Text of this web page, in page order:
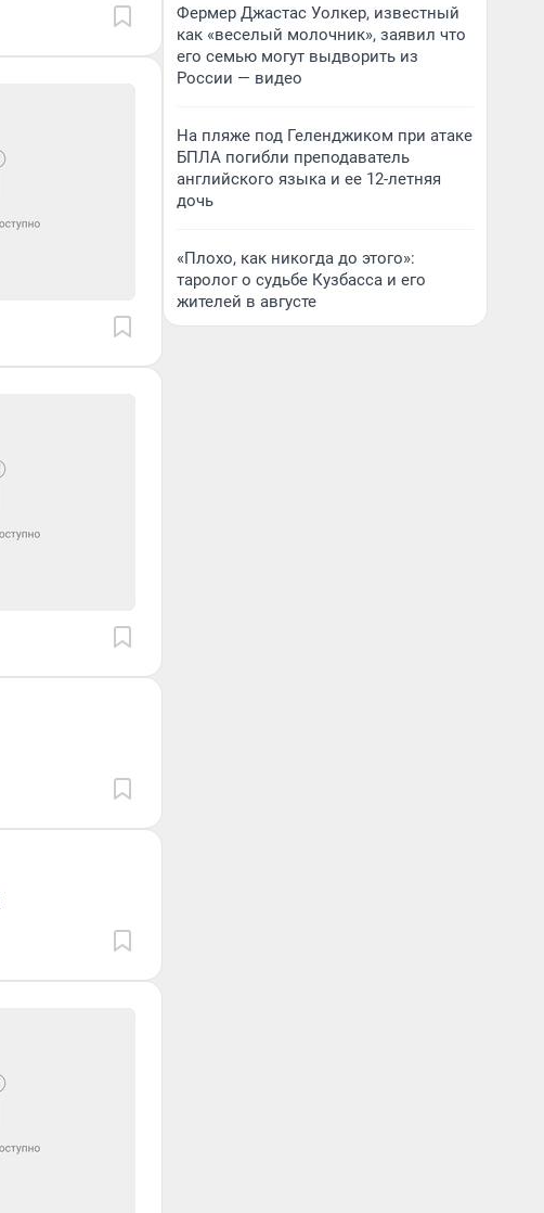
Фермер Джастас Уолкер, известный
как «веселый молочник», заявил что
его семью могут выдворить из
России — видео
На пляже под Геленджиком при атаке
БПЛА погибли преподаватель
английского языка и ее 12-летняя
дочь
«Плохо, как никогда до этого»:
таролог о судьбе Кузбасса и его
жителей в августе